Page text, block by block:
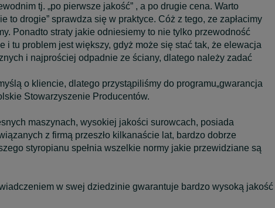
tj. „po pierwsze jakość” , a po drugie cena. Warto
to drogie” sprawdza się w praktyce. Cóż z tego, ze zapłacimy
Ponadto straty jakie odniesiemy to nie tylko przewodność
i tu problem jest większy, gdyż może się stać tak, że elewacja
i najprościej odpadnie ze ściany, dlatego należy zadać
o kliencie, dlatego przystąpiliśmy do programu„gwarancja
Stowarzyszenie Producentów.
maszynach, wysokiej jakości surowcach, posiada
z firmą przeszło kilkanaście lat, bardzo dobrze
styropianu spełnia wszelkie normy jakie przewidziane są
w swej dziedzinie gwarantuje bardzo wysoką jakość